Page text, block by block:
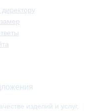
изделий и услуг,